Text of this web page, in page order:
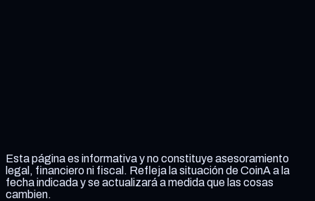
Esta página es informativa y no constituye asesoramiento
legal, financiero ni fiscal. Refleja la situación de CoinA a la
fecha indicada y se actualizará a medida que las cosas
cambien.